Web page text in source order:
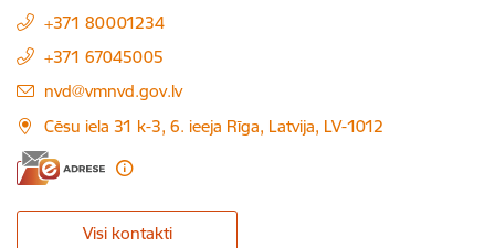
+371 80001234
+371 67045005
E-pasts:
nvd@vmnvd.gov.lv
Cēsu iela 31 k-3, 6. ieeja Rīga, Latvija, LV-1012
Visi kontakti